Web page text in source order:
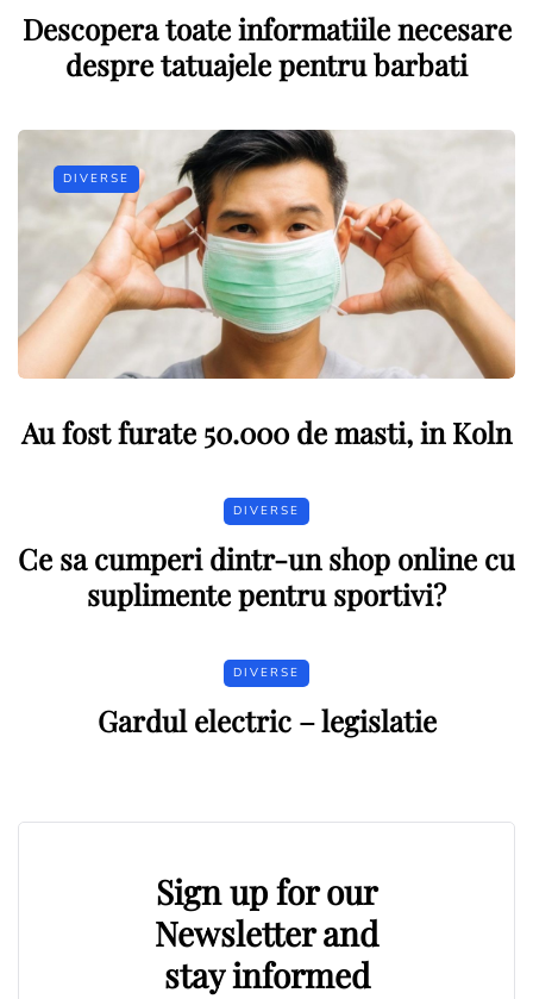
Descopera toate informatiile necesare
despre tatuajele pentru barbati
DIVERSE
Au fost furate 50.000 de masti, in Koln
DIVERSE
Ce sa cumperi dintr-un shop online cu
suplimente pentru sportivi?
DIVERSE
Gardul electric – legislatie
Sign up for our
Newsletter and
stay informed